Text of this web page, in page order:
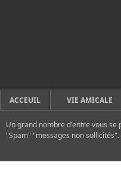
ACCEUIL VIE AMICALE
Un grand nombre d'entre vous
"Spam" "messages non